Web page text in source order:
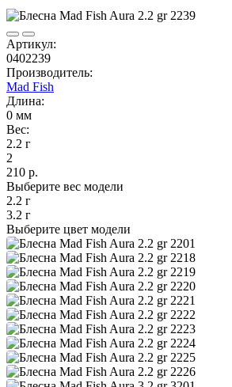
Артикул:
0402239
Производитель:
Mad Fish
Длина:
0 мм
Вес:
2.2 г
2
210 р.
Выберите вес модели
2.2 г
3.2 г
Выберите цвет модели